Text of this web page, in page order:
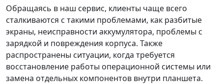
Обращаясь в наш сервис, клиенты чаще всего
сталкиваются с такими проблемами, как разбитые
экраны, неисправности аккумулятора, проблемы с
зарядкой и повреждения корпуса. Также
распространены ситуации, когда требуется
восстановление работы операционной системы или
замена отдельных компонентов внутри планшета.